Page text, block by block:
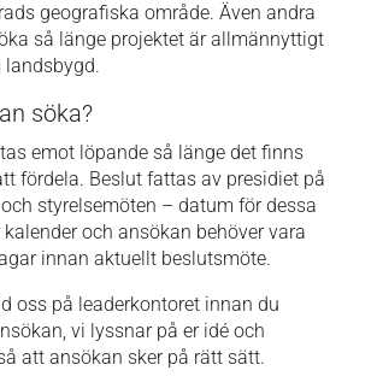
geografiska område. Även andra
så länge projektet är allmännyttigt
landsbygd.
söka?
emot löpande så länge det finns
fördela. Beslut fattas av presidiet på
styrelsemöten – datum för dessa
och ansökan behöver vara
innan aktuellt beslutsmöte.
oss på leaderkontoret innan du
vi lyssnar på er idé och
att ansökan sker på rätt sätt.